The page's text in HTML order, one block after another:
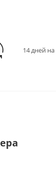
14 дней